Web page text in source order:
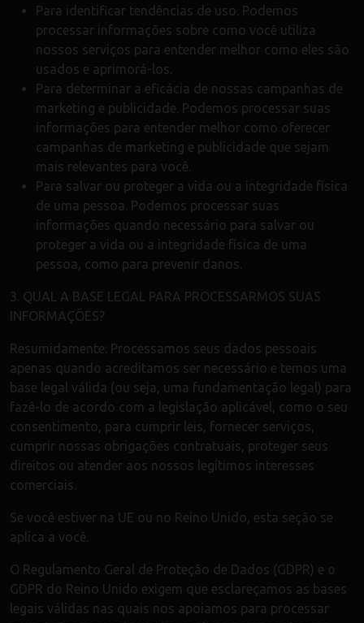
Para identificar tendências de uso. Podemos
processar informações sobre como você utiliza
nossos serviços para entender melhor como eles são
usados e aprimorá-los.
Para determinar a eficácia de nossas campanhas de
marketing e publicidade. Podemos processar suas
informações para entender melhor como oferecer
campanhas de marketing e publicidade que sejam
mais relevantes para você.
Para salvar ou proteger a vida ou a integridade física
de uma pessoa. Podemos processar suas
informações quando necessário para salvar ou
proteger a vida ou a integridade física de uma
pessoa, como para prevenir danos.
3. QUAL A BASE LEGAL PARA PROCESSARMOS SUAS
INFORMAÇÕES?
Resumidamente: Processamos seus dados pessoais
apenas quando acreditamos ser necessário e temos uma
base legal válida (ou seja, uma fundamentação legal) para
fazê-lo de acordo com a legislação aplicável, como o seu
consentimento, para cumprir leis, fornecer serviços,
cumprir nossas obrigações contratuais, proteger seus
direitos ou atender aos nossos legítimos interesses
comerciais.
Se você estiver na UE ou no Reino Unido, esta seção se
aplica a você.
O Regulamento Geral de Proteção de Dados (GDPR) e o
GDPR do Reino Unido exigem que esclareçamos as bases
legais válidas nas quais nos apoiamos para processar